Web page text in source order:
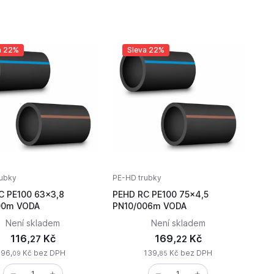
22%
PE100 63x3,8
PN10/100m VODA
Není skladem
116,27 Kč
96,09 Kč bez DPH
Sleva 22%
PE-HD trubky
PEHD RC PE100 75x4,5
PN10/006m VODA
Není skladem
169,22 Kč
139,85 Kč bez DPH